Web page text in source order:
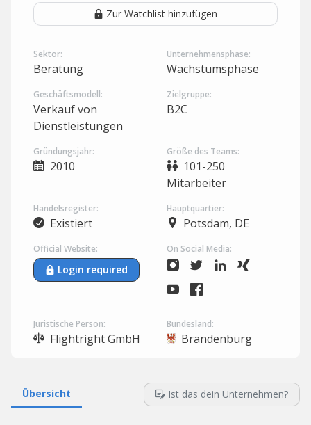
Zur Watchlist hinzufügen
Sektor:
Beratung
Unternehmensphase:
Wachstumsphase
Geschäftsmodell:
Verkauf von
Dienstleistungen
Zielgruppe:
B2C
Gründungsjahr:
2010
Größe des Teams:
101-250
Mitarbeiter
Handelsregister:
Existiert
Hauptquartier:
Potsdam, DE
Official Website:
Login required
On Social Media:
Juristische Person:
Flightright GmbH
Bundesland:
Brandenburg
Übersicht Ist das dein Unternehmen?